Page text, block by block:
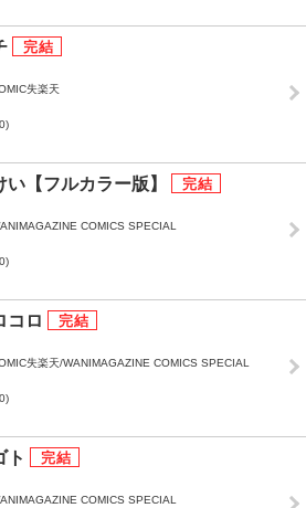
失楽天
い【フルカラー版】
COMICS SPECIAL
コロ
失楽天/WANIMAGAZINE COMICS SPECIAL
ト
COMICS SPECIAL